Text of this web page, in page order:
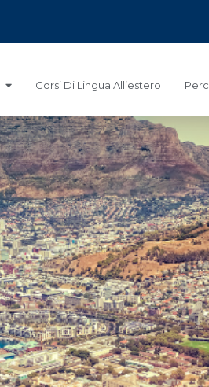
Corsi Di Lingua All’estero